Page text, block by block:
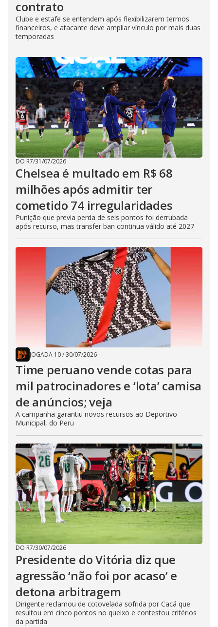
contrato
Clube e estafe se entendem após flexibilizarem termos
financeiros, e atacante deve ampliar vínculo por mais duas
temporadas
DO R7/31/07/2026
Chelsea é multado em R$ 68
milhões após admitir ter
cometido 74 irregularidades
Punição que previa perda de seis pontos foi derrubada
após recurso, mas transfer ban continua válido até 2027
JOGADA 10/30/07/2026
Time peruano vende cotas para
mil patrocinadores e ‘lota’ camisa
de anúncios; veja
A campanha garantiu novos recursos ao Deportivo
Municipal, do Peru
DO R7/30/07/2026
Presidente do Vitória diz que
agressão ‘não foi por acaso’ e
detona arbitragem
Dirigente reclamou de cotovelada sofrida por Cacá que
resultou em cinco pontos no queixo e contestou critérios
da partida